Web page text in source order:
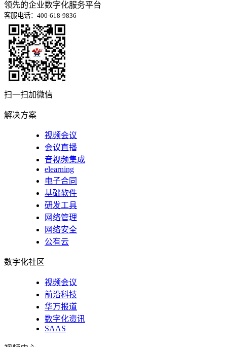
领先的企业数字化服务平台
客服电话：400-618-9836
扫一扫加微信
解决方案
视频会议
会议直播
音视频集成
elearning
电子合同
基础软件
研发工具
网络管理
网络安全
公有云
数字化社区
视频会议
前沿科技
华万报道
数字化资讯
SAAS